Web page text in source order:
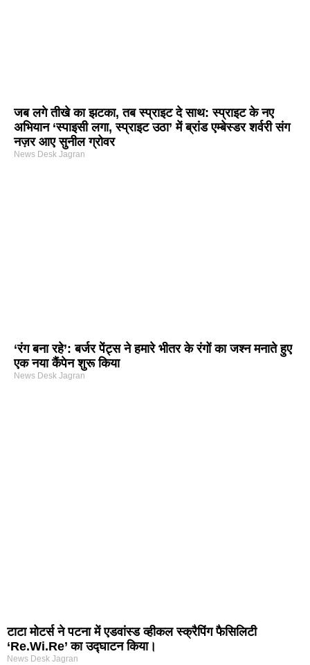
जब लगे तीखे का झटका, तब स्प्राइट दे साथ: स्प्राइट के नए
अभियान ‘स्पाइसी लगा, स्प्राइट उठा’ में ब्रांड एम्बेस्डर शर्वरी संग
नज़र आए सुनील ग्रोवर
News Desk Jagran
‘रंग बना रहे’: बर्जर पेंट्स ने हमारे भीतर के रंगों का जश्न मनाते हुए
एक नया कैंपेन शुरू किया
News Desk Jagran
टाटा मोटर्स ने पटना में एडवांस्ड व्हीकल स्क्रैपिंग फैसिलिटी
‘Re.Wi.Re’ का उद्घाटन किया।
News Desk Jagran